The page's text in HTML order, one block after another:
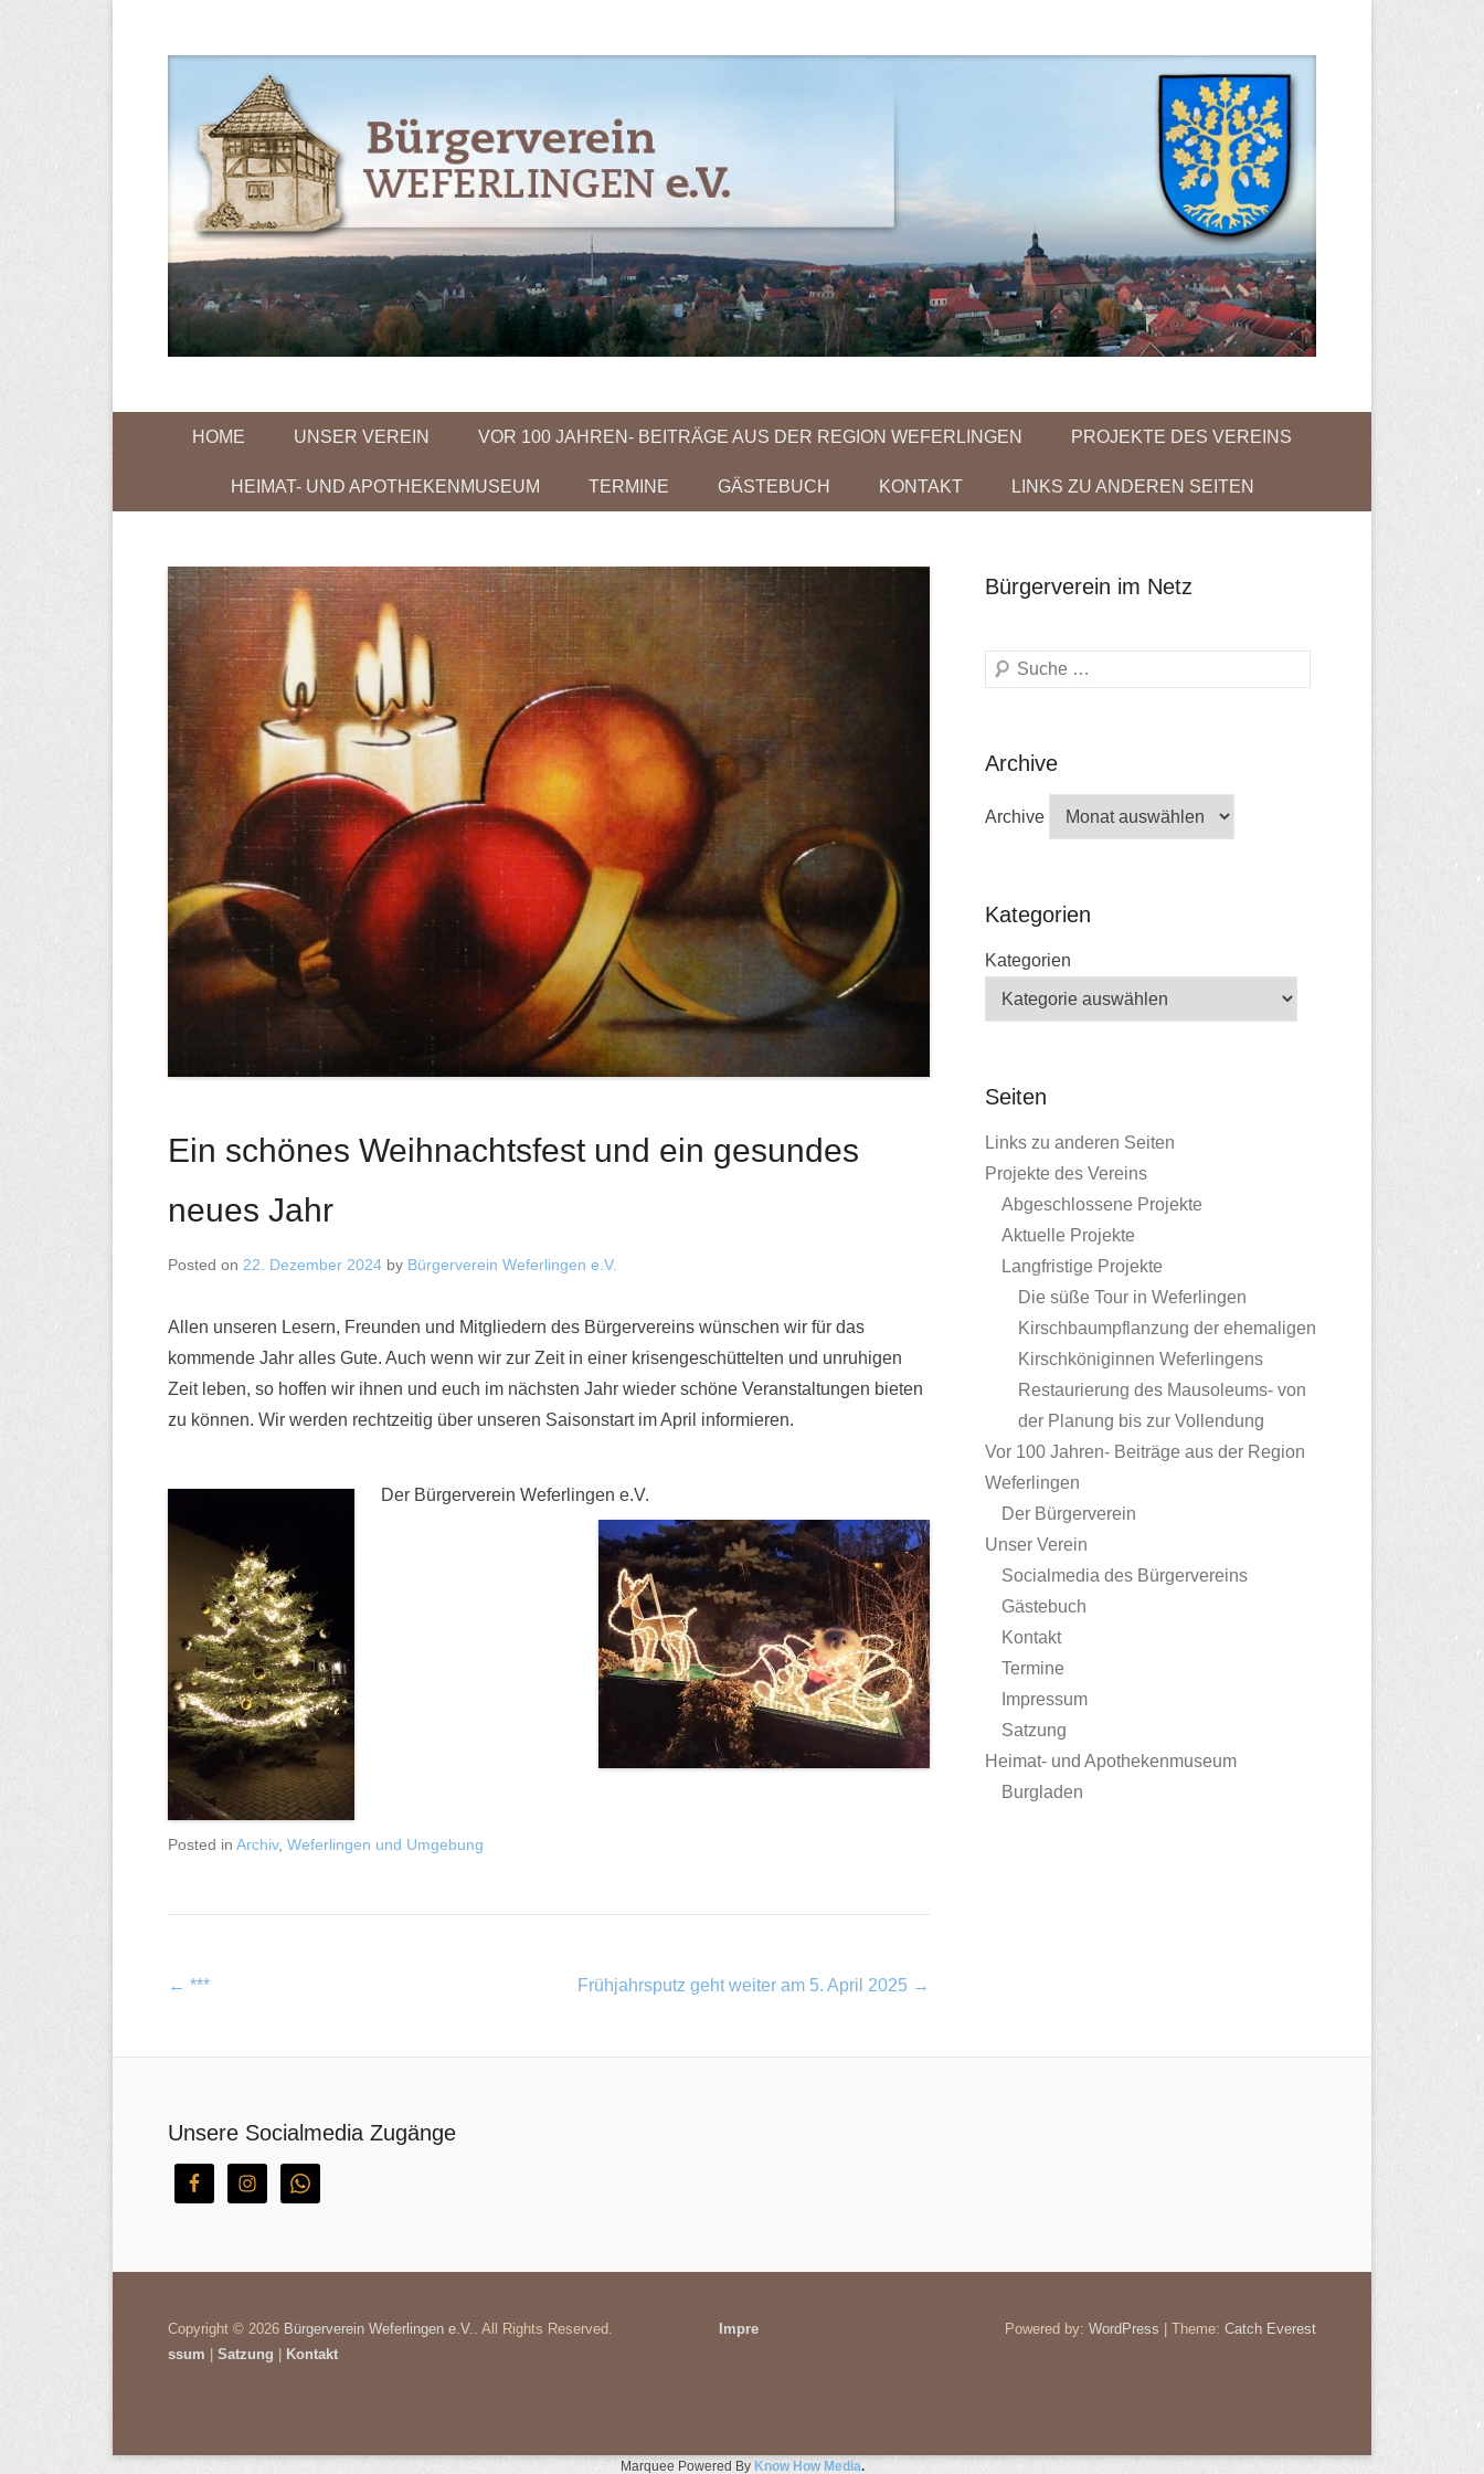
Bürgerverein Weferlingen e.V.
Primary Menu
Skip to content
HOME UNSER VEREIN VOR 100 JAHREN- BEITRÄGE AUS DER REGION WEFERLINGEN PROJEKTE DES VEREINS
HEIMAT- UND APOTHEKENMUSEUM TERMINE GÄSTEBUCH KONTAKT LINKS ZU ANDEREN SEITEN
Ein schönes Weihnachtsfest und ein gesundes
neues Jahr
Posted on 22. Dezember 2024 by Bürgerverein Weferlingen e.V.
Allen unseren Lesern, Freunden und Mitgliedern des Bürgervereins wünschen wir für das
kommende Jahr alles Gute. Auch wenn wir zur Zeit in einer krisengeschüttelten und unruhigen
Zeit leben, so hoffen wir ihnen und euch im nächsten Jahr wieder schöne Veranstaltungen bieten
zu können. Wir werden rechtzeitig über unseren Saisonstart im April informieren.
Der Bürgerverein Weferlingen e.V.
Posted in Archiv, Weferlingen und Umgebung
Post navigation
← *** Frühjahrsputz geht weiter am 5. April 2025 →
Bürgerverein im Netz
Search
Archive
Archive
Kategorien
Kategorien
Seiten
Links zu anderen Seiten
Projekte des Vereins
Abgeschlossene Projekte
Aktuelle Projekte
Langfristige Projekte
Die süße Tour in Weferlingen
Kirschbaumpflanzung der ehemaligen
Kirschköniginnen Weferlingens
Restaurierung des Mausoleums- von
der Planung bis zur Vollendung
Vor 100 Jahren- Beiträge aus der Region
Weferlingen
Der Bürgerverein
Unser Verein
Socialmedia des Bürgervereins
Gästebuch
Kontakt
Termine
Impressum
Satzung
Heimat- und Apothekenmuseum
Burgladen
Unsere Socialmedia Zugänge
Copyright © 2026 Bürgerverein Weferlingen e.V. . All Rights Reserved. Powered by: WordPress | Theme: Catch Everest
Impre
ssum
Satzung Kontakt
Marquee Powered By Know How Media.